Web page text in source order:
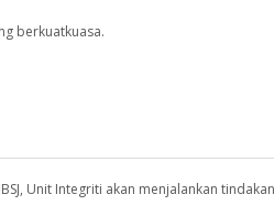
berkuatkuasa.
Unit Integriti akan menjalankan